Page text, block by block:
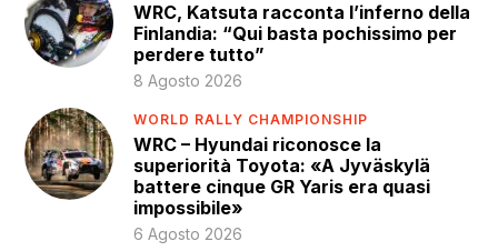
WRC, Katsuta racconta l’inferno della
Finlandia: “Qui basta pochissimo per
perdere tutto”
8 Agosto 2026
WORLD RALLY CHAMPIONSHIP
WRC – Hyundai riconosce la
superiorità Toyota: «A Jyväskylä
battere cinque GR Yaris era quasi
impossibile»
6 Agosto 2026